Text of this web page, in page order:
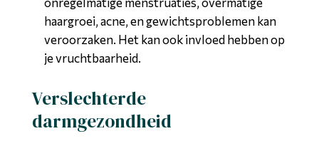
haargroei, acne, en gewichtsproblemen kan
veroorzaken. Het kan ook invloed hebben op
je vruchtbaarheid.
Verslechterde
darmgezondheid